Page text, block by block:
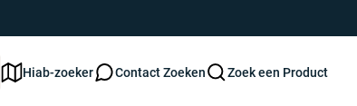
Hiab-zoeker Contact Zoeken Zoek een Product
Laadkranen